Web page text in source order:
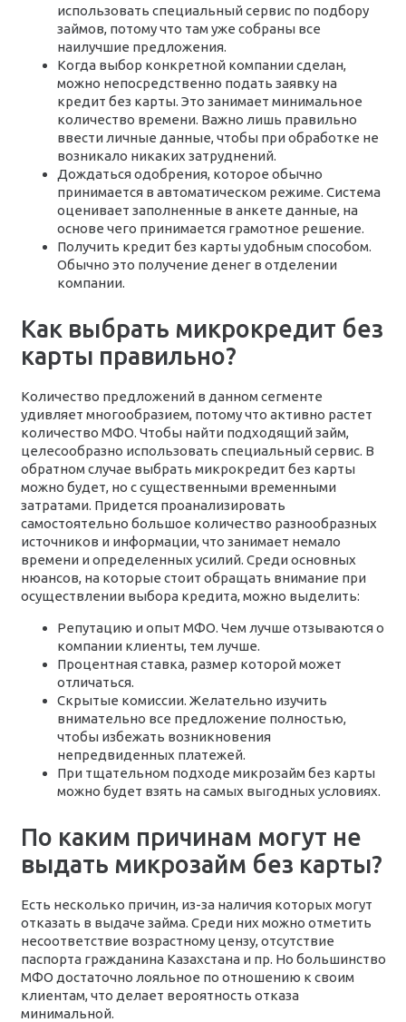
использовать специальный сервис по подбору
займов, потому что там уже собраны все
наилучшие предложения.
Когда выбор конкретной компании сделан,
можно непосредственно подать заявку на
кредит без карты. Это занимает минимальное
количество времени. Важно лишь правильно
ввести личные данные, чтобы при обработке не
возникало никаких затруднений.
Дождаться одобрения, которое обычно
принимается в автоматическом режиме. Система
оценивает заполненные в анкете данные, на
основе чего принимается грамотное решение.
Получить кредит без карты удобным способом.
Обычно это получение денег в отделении
компании.
Как выбрать микрокредит без
карты правильно?
Количество предложений в данном сегменте
удивляет многообразием, потому что активно растет
количество МФО. Чтобы найти подходящий займ,
целесообразно использовать специальный сервис. В
обратном случае выбрать микрокредит без карты
можно будет, но с существенными временными
затратами. Придется проанализировать
самостоятельно большое количество разнообразных
источников и информации, что занимает немало
времени и определенных усилий. Среди основных
нюансов, на которые стоит обращать внимание при
осуществлении выбора кредита, можно выделить:
Репутацию и опыт МФО. Чем лучше отзываются о
компании клиенты, тем лучше.
Процентная ставка, размер которой может
отличаться.
Скрытые комиссии. Желательно изучить
внимательно все предложение полностью,
чтобы избежать возникновения
непредвиденных платежей.
При тщательном подходе микрозайм без карты
можно будет взять на самых выгодных условиях.
По каким причинам могут не
выдать микрозайм без карты?
Есть несколько причин, из-за наличия которых могут
отказать в выдаче займа. Среди них можно отметить
несоответствие возрастному цензу, отсутствие
паспорта гражданина Казахстана и пр. Но большинство
МФО достаточно лояльное по отношению к своим
клиентам, что делает вероятность отказа
минимальной.